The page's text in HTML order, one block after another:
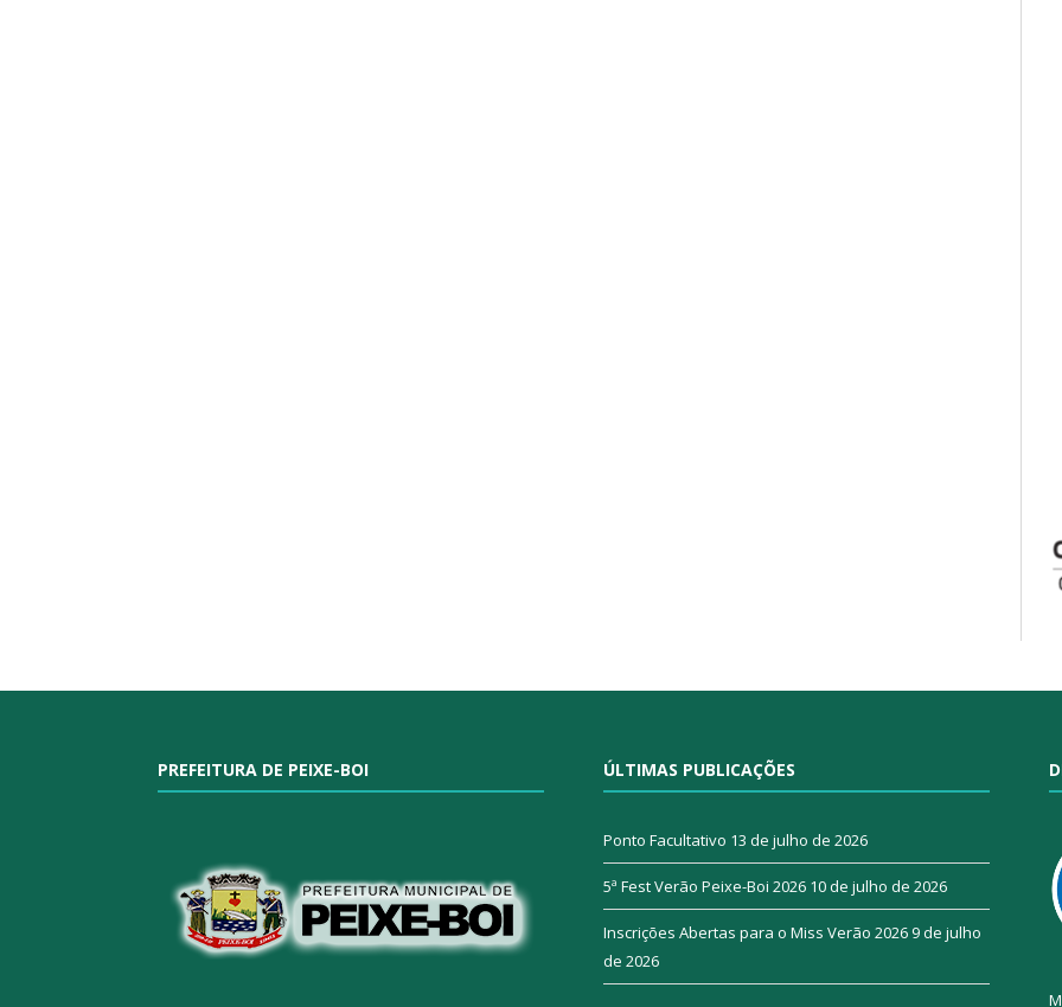
PREFEITURA DE PEIXE-BOI ÚLTIMAS PUBLICAÇÕES
Ponto Facultativo 13 de julho de 2026
5ª Fest Verão Peixe-Boi 2026 10 de julho de 2026
Inscrições Abertas para o Miss Verão 20269 de julho
de 2026